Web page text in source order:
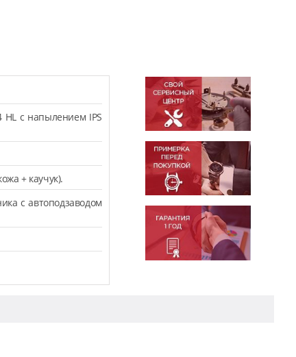
HL с напылением IPS
+ каучук).
с автоподзаводом